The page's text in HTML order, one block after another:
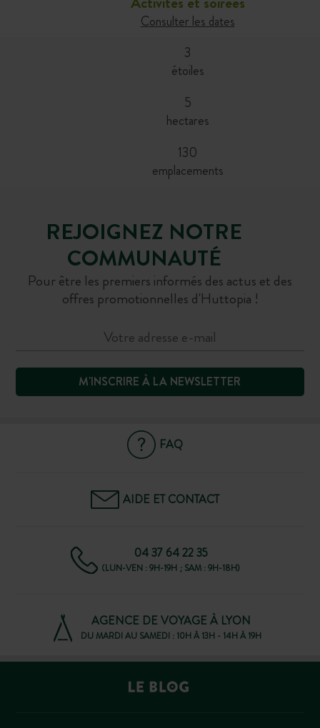
Consulter les dates
3
étoiles
5
hectares
130
emplacements
REJOIGNEZ NOTRE
COMMUNAUTÉ
Pour être les premiers informés des actus et des
offres promotionnelles d'Huttopia !
M'INSCRIRE À LA NEWSLETTER
FAQ
AIDE ET CONTACT
04 37 64 22 35
(LUN-VEN : 9H-19H ; SAM : 9H-18H)
AGENCE DE VOYAGE À LYON
DU MARDI AU SAMEDI : 10H À 13H - 14H À 19H